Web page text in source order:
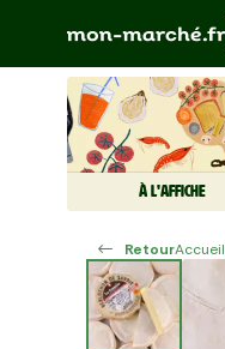
À L'AFFICHE
RetourAccueil